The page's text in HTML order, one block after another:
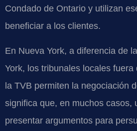
Condado de Ontario y utilizan
beneficiar a los clientes.
En Nueva York, a diferencia de
York, los tribunales locales
la TVB permiten la negociación
significa que, en muchos casos,
presentar argumentos para